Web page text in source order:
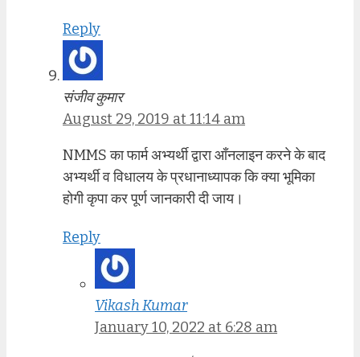
Reply
संजीव कुमार
August 29, 2019 at 11:14 am
NMMS का फार्म अभ्यर्थी द्वारा आँनलाइन करने के बाद
अभ्यर्थी व विधालय के प्रधानाध्यापक कि क्या भूमिका
होगी कृपा कर पूर्ण जानकारी दी जाय।
Reply
Vikash Kumar
January 10, 2022 at 6:28 am